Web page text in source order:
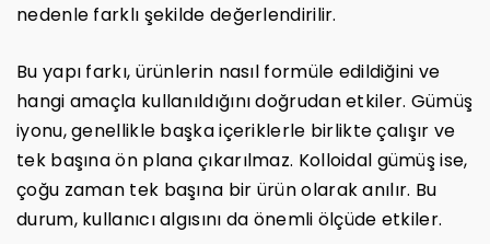
nedenle farklı şekilde değerlendirilir.
Bu yapı farkı, ürünlerin nasıl formüle edildiğini ve
hangi amaçla kullanıldığını doğrudan etkiler. Gümüş
iyonu, genellikle başka içeriklerle birlikte çalışır ve
tek başına ön plana çıkarılmaz. Kolloidal gümüş ise,
çoğu zaman tek başına bir ürün olarak anılır. Bu
durum, kullanıcı algısını da önemli ölçüde etkiler.